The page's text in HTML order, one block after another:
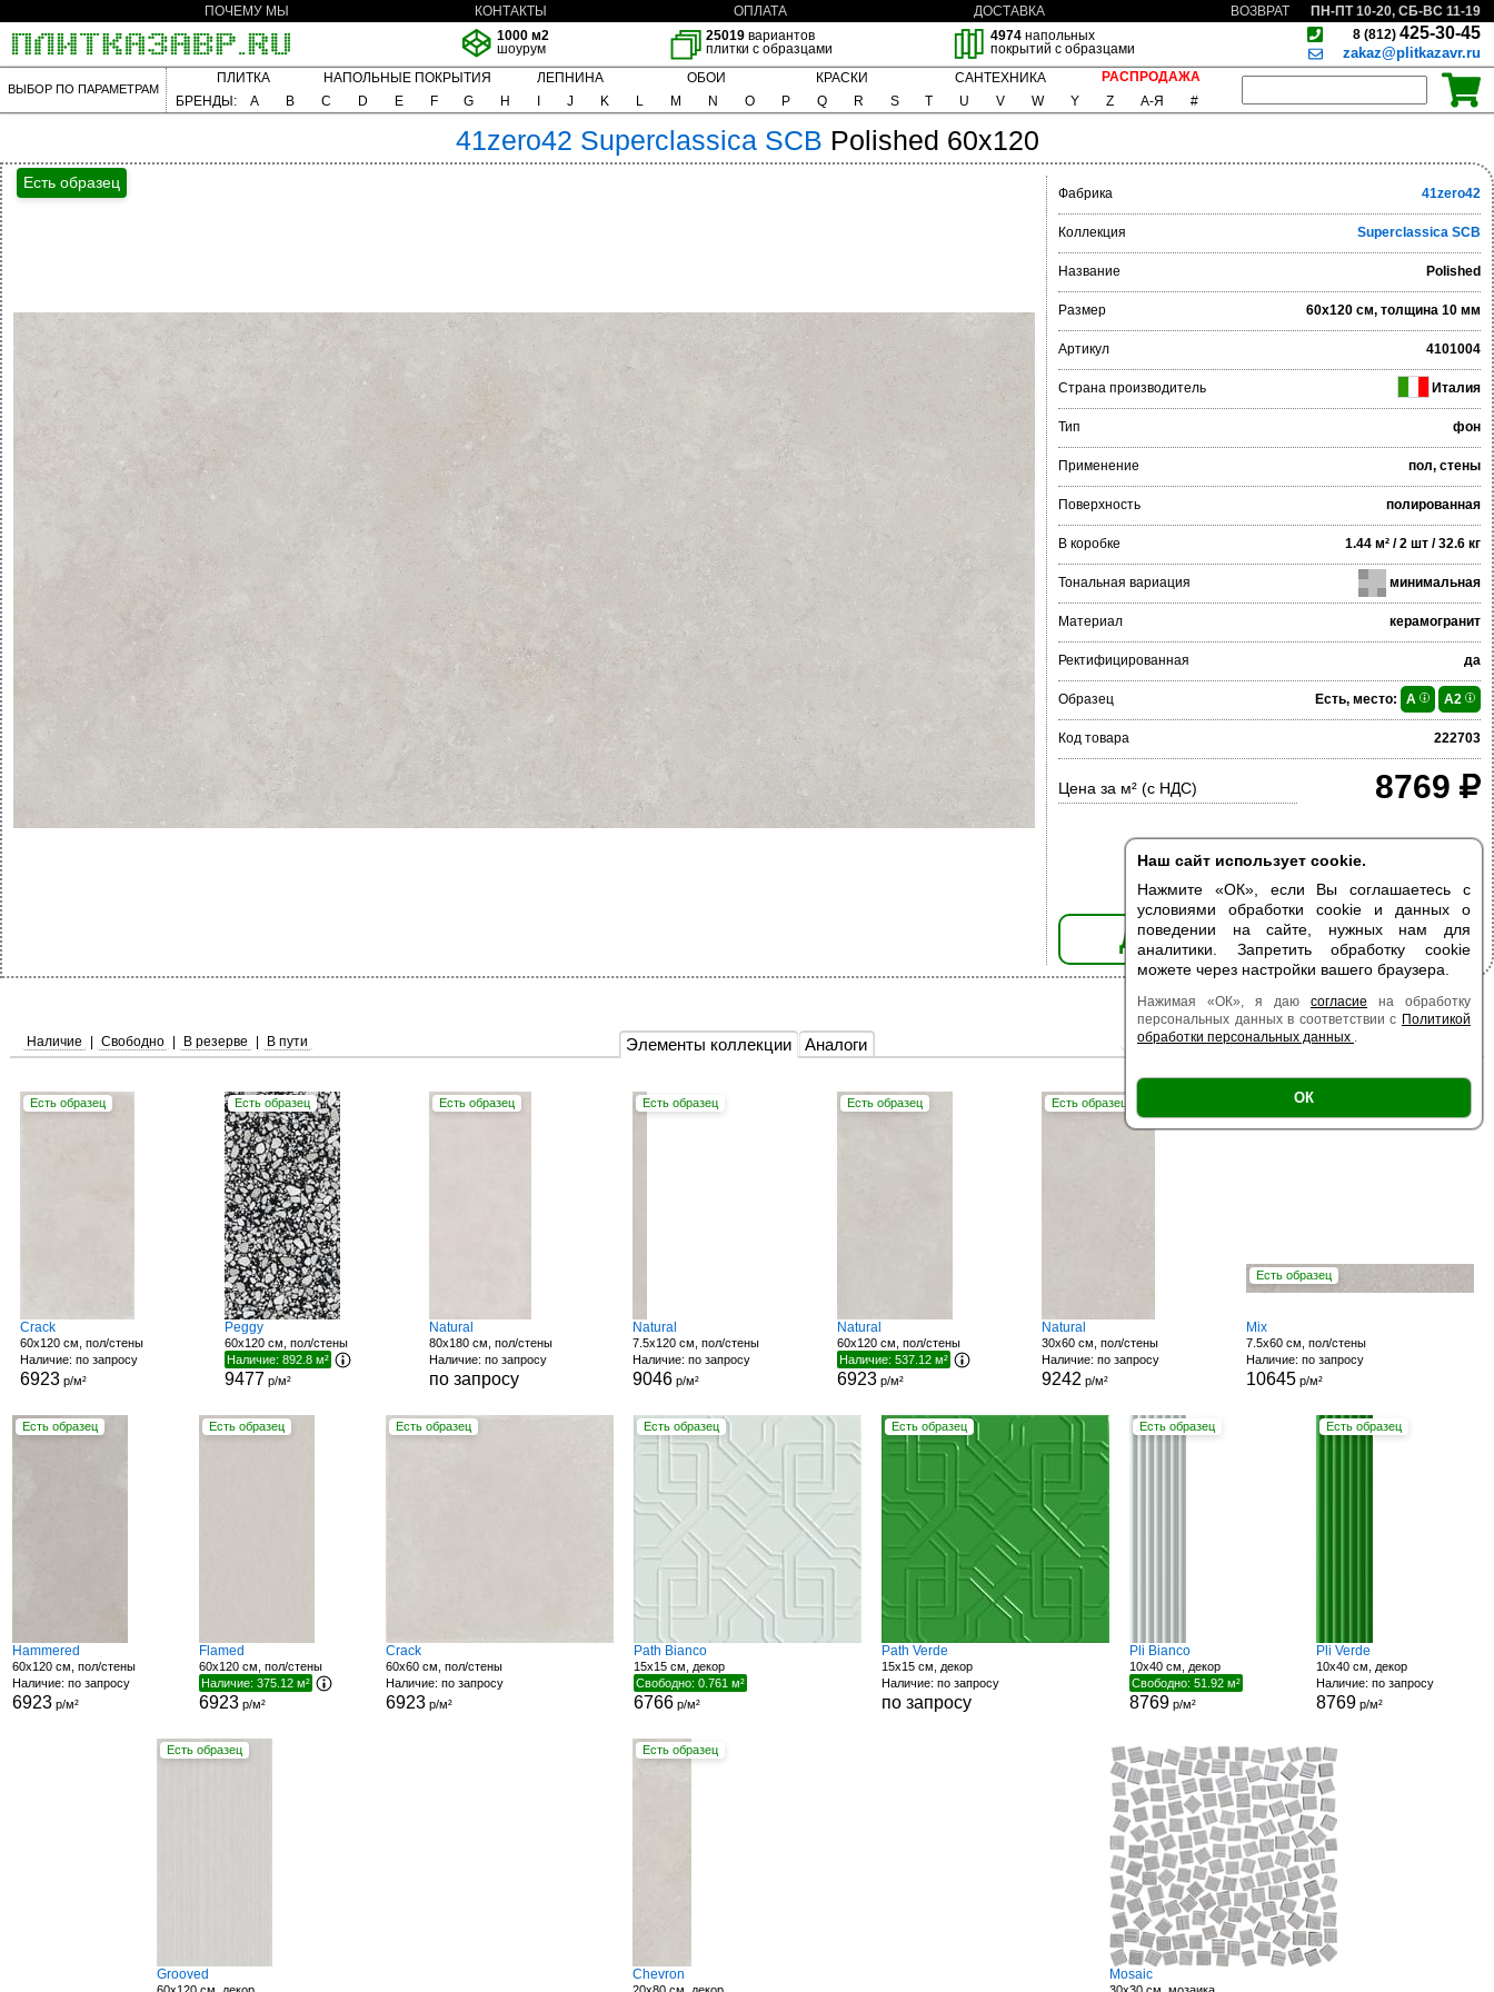
Наш сайт использует cookie.
Нажмите «ОК», если Вы соглашаетесь с
условиями обработки cookie и данных о
поведении на сайте, нужных нам для
аналитики. Запретить обработку cookie
можете через настройки вашего браузера.
Нажимая «ОК», я даю согласие на обработку
персональных данных в соответствии с Политикой
обработки персональных данных .
ОК
ПОЧЕМУ МЫ КОНТАКТЫ ОПЛАТА ДОСТАВКА ВОЗВРАТ
ПН-ПТ 10-20, СБ-ВС 11-19
1000 м2
шоурум
25019 вариантов
плитки с образцами
4974напольных
покрытий с образцами
8 (812) 425-30-45
zakaz@plitkazavr.ru
ВЫБОР ПО ПАРАМЕТРАМ
ПЛИТКА НАПОЛЬНЫЕ ПОКРЫТИЯ ЛЕПНИНА ОБОИ КРАСКИ САНТЕХНИКА
РАСПРОДАЖА
БРЕНДЫ:
A B C D E F G H J K L M N O P Q R S T U V W Y Z А-Я #
41zero42 Superclassica SCB Polished 60x120
Есть образец
Фабрика 41zero42
Коллекция Superclassica SCB
Название Polished
Размер 60x120 см, толщина 10 мм
Артикул 4101004
Страна производитель Италия
Тип фон
Применение пол, стены
Поверхность полированная
В коробке 1.44 м² / 2 шт / 32.6 кг
Тональная вариация минимальная
Материал керамогранит
Ректифицированная да
Образец Есть, место: A A2
Код товара 222703
Цена за м² (с НДС) 8769
ДОБАВИТЬ В КОРЗИНУ
Элементы коллекции Аналоги
Наличие Свободно В резерве В пути Есть образец | Поверхность |
Есть образец
Crack
60x120 см, пол/стены
Наличие: по запросу
6923 р/м²
Есть образец
Peggy
60x120 см, пол/стены
Наличие: 892.8 м²
9477 р/м²
Есть образец
Natural
80x180 см, пол/стены
Наличие: по запросу
по запросу
Есть образец
Natural
7.5x120 см, пол/стены
Наличие: по запросу
9046 р/м²
Есть образец
Natural
60x120 см, пол/стены
Наличие: 537.12 м²
6923 р/м²
Есть образец
Natural
30x60 см, пол/стены
Наличие: по запросу
9242 р/м²
Есть образец
Mix
7.5x60 см, пол/стены
Наличие: по запросу
10645р/м²
Есть образец
Hammered
60x120 см, пол/стены
Наличие: по запросу
6923р/м²
Есть образец
Flamed
60x120 см, пол/стены
Наличие: 375.12 м²
6923р/м²
Есть образец
Crack
60x60 см, пол/стены
Наличие: по запросу
6923р/м²
Есть образец
Path Bianco
15x15 см, декор
Свободно: 0.761 м²
6766р/м²
Есть образец
Path Verde
15x15 см, декор
Наличие: по запросу
по запросу
Есть образец
Pli Bianco
10x40 см, декор
Свободно: 51.92 м²
8769р/м²
Есть образец
Pli Verde
10x40 см, декор
Наличие: по запросу
8769р/м²
Есть образец
Grooved
Есть образец
Chevron Mosaic